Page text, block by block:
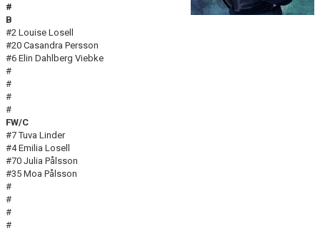
SERIETABELL
#
B
#2 Louise Losell
#20 Casandra Persson
#6 Elin Dahlberg Viebke
#
#
#
#
FW/C
#7 Tuva Linder
#4 Emilia Losell
#70 Julia Pålsson
#35 Moa Pålsson
#
#
#
#